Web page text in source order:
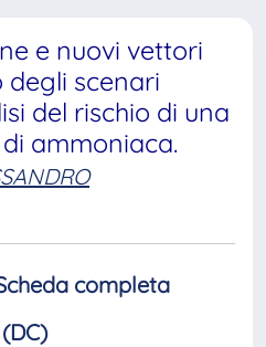
e nuovi vettori
degli scenari
del rischio di una
ammoniaca.
completa